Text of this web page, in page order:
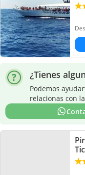
¿Tienes
Podemos
relacionas con